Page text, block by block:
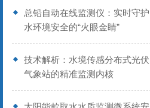
总铅自动在线监测仪：实时守护
水环境安全的“火眼金睛”
技术解析：水境传感分布式光伏
气象站的精准监测内核